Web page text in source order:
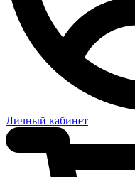
Личный кабинет